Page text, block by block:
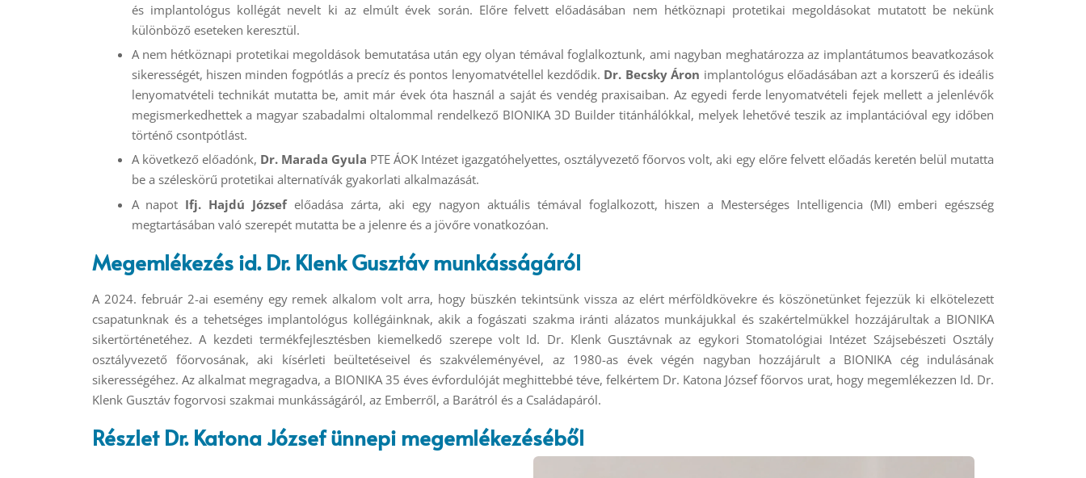
és implantológus kollégát nevelt ki az elmúlt évek során. Előre felvett előadásában nem hétköznapi protetikai megoldásokat mutatott be nekünk
különböző eseteken keresztül.
A nem hétköznapi protetikai megoldások bemutatása után egy olyan témával foglalkoztunk, ami nagyban meghatározza az implantátumos beavatkozások
sikerességét, hiszen minden fogpótlás a precíz és pontos lenyomatvétellel kezdődik. Dr. Becsky Áron implantológus előadásában azt a korszerű és ideális
lenyomatvételi technikát mutatta be, amit már évek óta használ a saját és vendég praxisaiban. Az egyedi ferde lenyomatvételi fejek mellett a jelenlévők
megismerkedhettek a magyar szabadalmi oltalommal rendelkező BIONIKA 3D Builder titánhálókkal, melyek lehetővé teszik az implantációval egy időben
történő csontpótlást.
A következő előadónk, Dr. Marada Gyula PTE ÁOK Intézet igazgatóhelyettes, osztályvezető főorvos volt, aki egy előre felvett előadás keretén belül mutatta
be a széleskörű protetikai alternatívák gyakorlati alkalmazását.
A napot Ifj. Hajdú Józsefelőadása zárta, aki egy nagyon aktuális témával foglalkozott, hiszen a Mesterséges Intelligencia (MI) emberi egészség
megtartásában való szerepét mutatta be a jelenre és a jövőre vonatkozóan.
Megemlékezés id. Dr. Klenk Gusztáv munkásságáról
A 2024. február 2-ai esemény egy remek alkalom volt arra, hogy büszkén tekintsünk vissza az elért mérföldkövekre és köszönetünket fejezzük ki elkötelezett
csapatunknak és a tehetséges implantológus kollégáinknak, akik a fogászati szakma iránti alázatos munkájukkal és szakértelmükkel hozzájárultak a BIONIKA
sikertörténetéhez.A kezdeti termékfejlesztésben kiemelkedő szerepe volt Id. Dr. Klenk Gusztávnak az egykori Stomatológiai Intézet Szájsebészeti Osztály
osztályvezető főorvosának, aki kísérleti beültetéseivel és szakvéleményével, az 1980-as évek végén nagyban hozzájárult a BIONIKA cég indulásának
sikerességéhez. Az alkalmat megragadva, a BIONIKA 35 éves évfordulóját meghittebbé téve, felkértem Dr. Katona József főorvos urat, hogy megemlékezzen Id. Dr.
Klenk Gusztáv fogorvosi szakmai munkásságáról, az Emberről, a Barátról és a Családapáról.
Részlet Dr. Katona József ünnepi megemlékezéséből